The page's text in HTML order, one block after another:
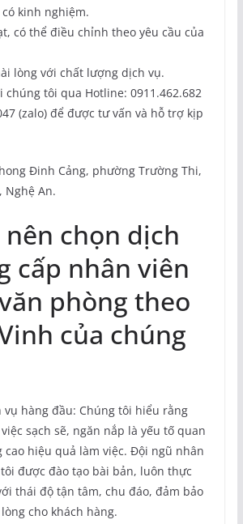
kinh nghiệm.
có thể điều chỉnh theo yêu cầu của
lòng với chất lượng dịch vụ.
chúng tôi qua Hotline: 0911.462.682
(zalo) để được tư vấn và hỗ trợ kịp
Đinh Cảng, phường Trường Thi,
Nghệ An.
nên chọn dịch
cấp nhân viên
phòng theo
của chúng
vụ hàng đầu: Chúng tôi hiểu rằng
sạch sẽ, ngăn nắp là yếu tố quan
cao hiệu quả làm việc. Đội ngũ nhân
được đào tạo bài bản, luôn thực
thái độ tận tâm, chu đáo, đảm bảo
cho khách hàng.